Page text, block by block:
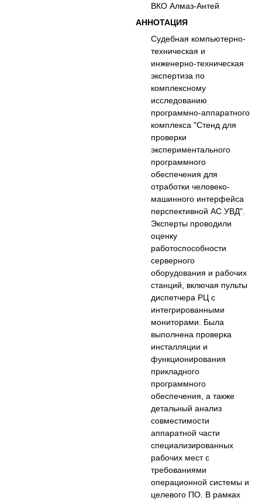
ВКО Алмаз-Антей
АННОТАЦИЯ
Судебная компьютерно-
техническая и
инженерно-техническая
экспертиза по
комплексному
исследованию
программно-аппаратного
комплекса "Стенд для
проверки
экспериментального
программного
обеспечения для
отработки человеко-
машинного интерфейса
перспективной АС УВД".
Эксперты проводили
оценку
работоспособности
серверного
оборудования и рабочих
станций, включая пульты
диспетчера РЦ с
интегрированными
мониторами. Была
выполнена проверка
инсталляции и
функционирования
прикладного
программного
обеспечения, а также
детальный анализ
совместимости
аппаратной части
специализированных
рабочих мест с
требованиями
операционной системы и
целевого ПО. В рамках